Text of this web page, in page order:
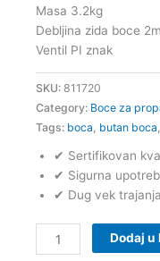
Masa 3.2kg
Debljina zida boce
Ventil PI znak
SKU: 811720
Category: Boce za
Tags: boca butan boca
✔ Sertifikovan
✔ Sigurna
✔ Dug vek trajanja
Dodaj u